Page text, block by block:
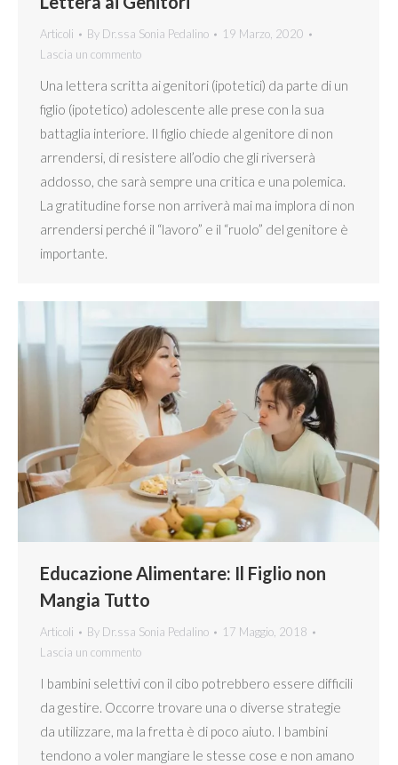
Articoli By Dr.ssa Sonia Pedalino
19 Marzo, 2020
Lascia un commento
Una lettera scritta ai genitori (ipotetici) da parte di un
figlio (ipotetico) adolescente alle prese con la sua
battaglia interiore. Il figlio chiede al genitore di non
arrendersi, di resistere all’odio che gli riverserà
addosso, che sarà sempre una critica e una polemica.
La gratitudine forse non arriverà mai ma implora di non
arrendersi perché il “lavoro” e il “ruolo” del genitore è
importante.
Educazione Alimentare: Il Figlio non
Mangia Tutto
Articoli By Dr.ssa Sonia Pedalino
17 Maggio, 2018
Lascia un commento
I bambini selettivi con il cibo potrebbero essere difficili
da gestire. Occorre trovare una o diverse strategie
da utilizzare, ma la fretta è di poco aiuto. I bambini
tendono a voler mangiare le stesse cose e non amano